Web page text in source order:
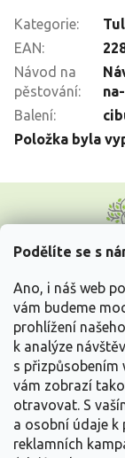
Podělíte se s
Ano, i náš web
vám budeme
prohlížení
k analýze
s přizpůsobením
vám zobrazí
otravovat. S
a osobní údaje k
reklamních
Kategorie:
EAN:
Návod na
pěstování:
Balení:
Položka byla
p
Vše o nákupu
Informace pro
Kontakujte nás